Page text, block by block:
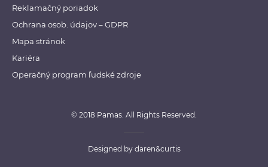
Reklamačný poriadok
Ochrana osob. údajov – GDPR
Mapa stránok
Kariéra
Operačný program ľudské zdroje
© 2018 Pamas. All Rights Reserved.
Designed by daren&curtis